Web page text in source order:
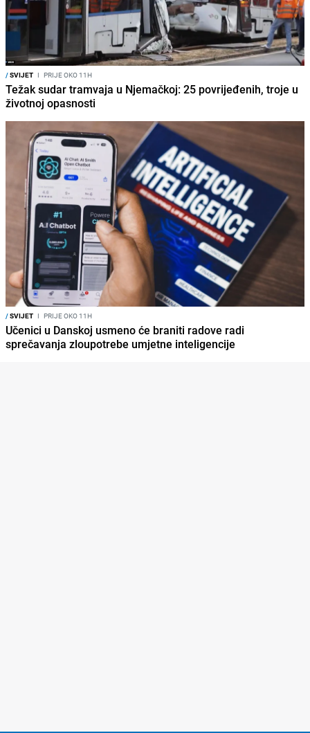
/SVIJET I PRIJE OKO 11H
Težak sudar tramvaja u Njemačkoj: 25 povrijeđenih, troje u
životnoj opasnosti
/SVIJET I PRIJE OKO 11H
Učenici u Danskoj usmeno će braniti radove radi
sprečavanja zloupotrebe umjetne inteligencije